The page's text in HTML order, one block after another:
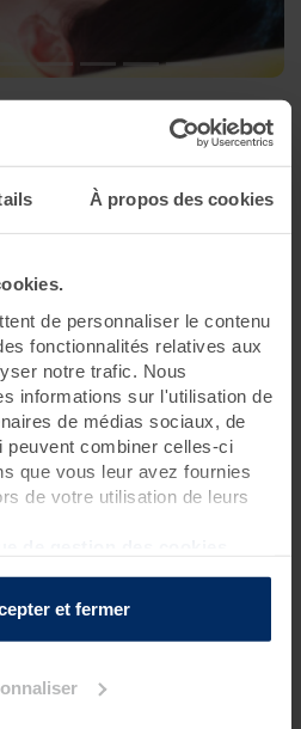
À propos des cookies
de personnaliser le contenu
fonctionnalités relatives aux
notre trafic. Nous
informations sur l'utilisation de
de médias sociaux, de
peuvent combiner celles-ci
que vous leur avez fournies
de votre utilisation de leurs
et fermer
allie soins relaxants,
et faire le plein d’énergie.
du Docteur Bagot)
cristaux de mer ou à la gelée
d'algues laminaires sur